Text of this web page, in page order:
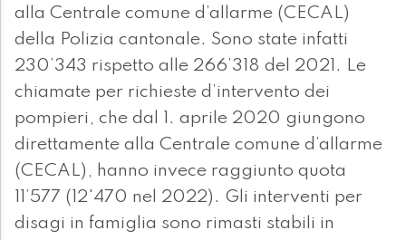
alla Centrale comune d’allarme (CECAL)
della Polizia cantonale. Sono state infatti
230’343 rispetto alle 266’318 del 2021. Le
chiamate per richieste d’intervento dei
pompieri, che dal 1. aprile 2020 giungono
direttamente alla Centrale comune d’allarme
(CECAL), hanno invece raggiunto quota
11’577 (12'470 nel 2022). Gli interventi per
disagi in famiglia sono rimasti stabili in